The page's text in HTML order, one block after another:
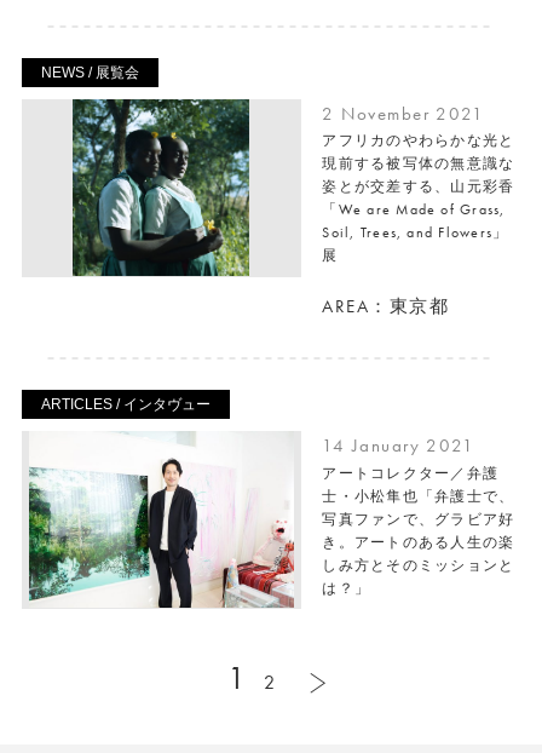
NEWS / 展覧会
2 November 2021
アフリカのやわらかな光と
現前する被写体の無意識な
姿とが交差する、山元彩香
「We are Made of Grass,
Soil, Trees, and Flowers」
展
AREA：東京都
ARTICLES / インタヴュー
14 January 2021
アートコレクター／弁護
士・小松隼也「弁護士で、
写真ファンで、グラビア好
き。アートのある人生の楽
しみ方とそのミッションと
は？」
1 2